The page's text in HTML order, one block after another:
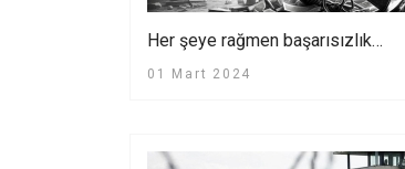
Her şeye rağmen başarısızlık…
01 Mart 2024